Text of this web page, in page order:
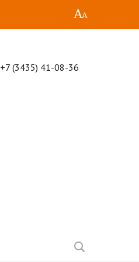
+7 (3435) 41-08-36